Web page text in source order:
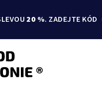
20 %. ZADEJTE KÓD